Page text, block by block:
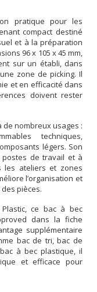
pratique pour les
compact destiné
et à la préparation
96 x 105 x 45 mm,
sur un établi, dans
zone de picking. Il
et en efficacité dans
doivent rester
nombreux usages :
techniques,
légers. Son
de travail et à
les ateliers et zones
l’organisation et
pièces.
ce bac à bec
dans la fiche
supplémentaire
bac de tri, bac de
à bec plastique, il
et efficace pour